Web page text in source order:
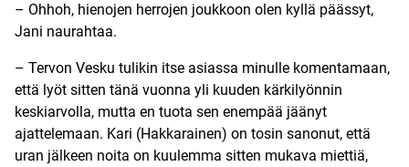
– Ohhoh, hienojen herrojen joukkoon olen kyllä päässyt,
Jani naurahtaa.
– Tervon Vesku tulikin itse asiassa minulle komentamaan,
että lyöt sitten tänä vuonna yli kuuden kärkilyönnin
keskiarvolla, mutta en tuota sen enempää jäänyt
ajattelemaan. Kari (Hakkarainen) on tosin sanonut, että
uran jälkeen noita on kuulemma sitten mukava miettiä,